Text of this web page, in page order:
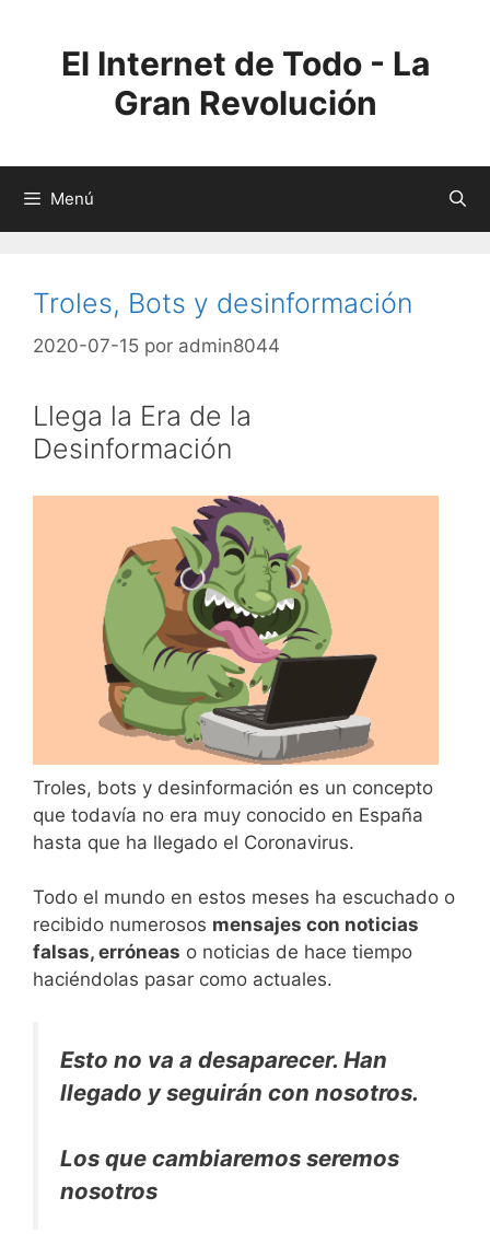
contenidoEl Internet de Todo - La
Gran Revolución
Menú
Troles, Bots y desinformación
2020-07-15 por admin8044
Llega la Era de la
Desinformación
Troles, bots y desinformación es un concepto
que todavía no era muy conocido en España
hasta que ha llegado el Coronavirus.
Todo el mundo en estos meses ha escuchado o
recibido numerosos mensajes con noticias
falsas, erróneas o noticias de hace tiempo
haciéndolas pasar como actuales.
Esto no va a desaparecer. Han
llegado y seguirán con nosotros.
Los que cambiaremos seremos
nosotros